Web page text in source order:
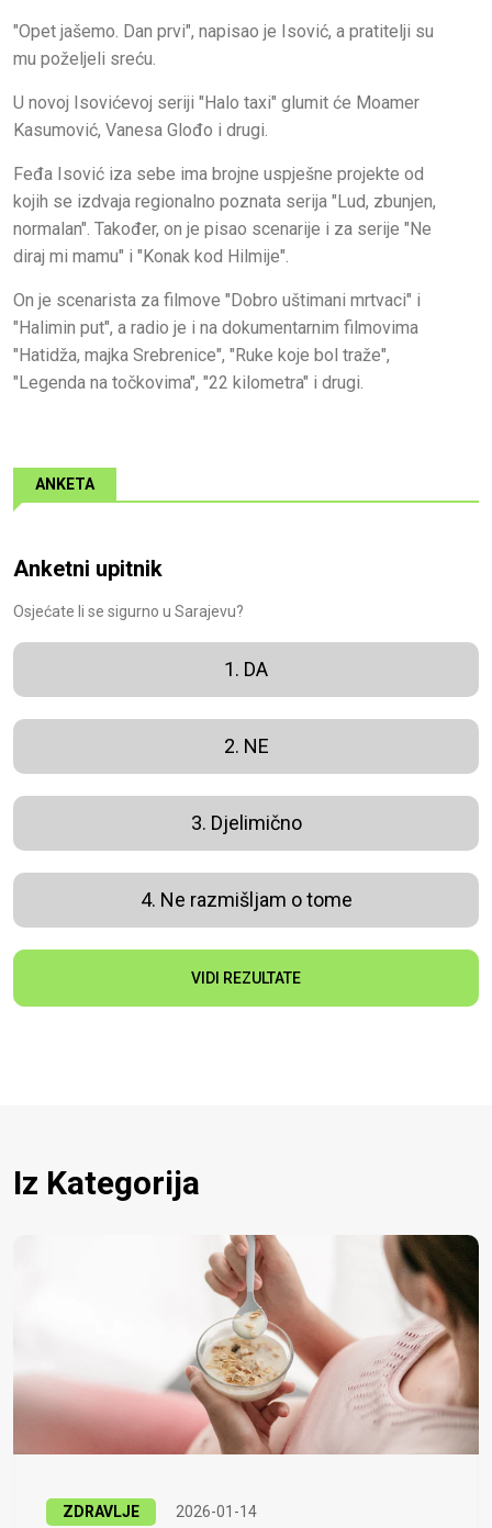
"Opet jašemo. Dan prvi", napisao je Isović, a pratitelji su
mu poželjeli sreću.
U novoj Isovićevoj seriji "Halo taxi" glumit će Moamer
Kasumović, Vanesa Glođo i drugi.
Feđa Isović iza sebe ima brojne uspješne projekte od
kojih se izdvaja regionalno poznata serija "Lud, zbunjen,
normalan". Također, on je pisao scenarije i za serije "Ne
diraj mi mamu" i "Konak kod Hilmije".
On je scenarista za filmove "Dobro uštimani mrtvaci" i
"Halimin put", a radio je i na dokumentarnim filmovima
"Hatidža, majka Srebrenice", "Ruke koje bol traže",
"Legenda na točkovima", "22 kilometra" i drugi.
ANKETA
Anketni upitnik
Osjećate li se sigurno u Sarajevu?
1. DA
2. NE
3. Djelimično
4. Ne razmišljam o tome
VIDI REZULTATE
Iz Kategorija
ZDRAVLJE 2026-01-14